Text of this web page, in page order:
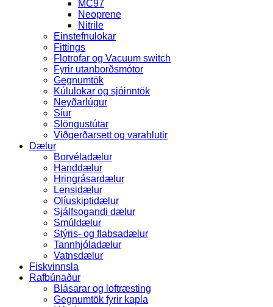
MC97
Neoprene
Nitrile
Einstefnulokar
Fittings
Flotrofar og Vacuum switch
Fyrir utanborðsmótor
Gegnumtök
Kúlulokar og sjóinntök
Neyðarlúgur
Síur
Slöngustútar
Viðgerðarsett og varahlutir
Dælur
Borvéladælur
Handdælur
Hringrásardælur
Lensidælur
Olíuskiptidælur
Sjálfsogandi dælur
Smúldælur
Stýris- og flabsadælur
Tannhjóladælur
Vatnsdælur
Fiskvinnsla
Rafbúnaður
Blásarar og loftræsting
Gegnumtök fyrir kapla